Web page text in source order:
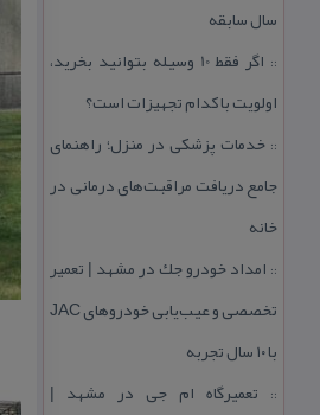
سال سابقه
::
اگر فقط 10 وسیله بتوانید بخرید،
اولویت با كدام تجهیزات است؟
:: خدمات پزشكی در منزل؛ راهنمای
جامع دریافت مراقبت‌های درمانی در
خانه
:: امداد خودرو جك در مشهد | تعمیر
تخصصی و عیب‌یابی خودروهای JAC
با ۱۰ سال تجربه
:: تعمیرگاه ام جی در مشهد |